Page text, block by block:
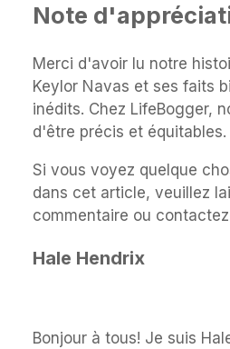
Note
Merci d'avoir lu notre
Keylor Navas et ses faits
inédits. Chez LifeBogger,
d'être précis et équitables.
Si vous voyez quelque
dans cet article, veuillez
commentaire ou
Hale Hendrix
Bonjour à tous! Je suis